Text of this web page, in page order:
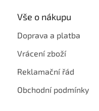
Vše o nákupu
Doprava a platba
Vrácení zboží
Reklamační řád
Obchodní podmínky